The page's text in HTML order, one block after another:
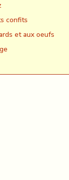
confits
et aux oeufs